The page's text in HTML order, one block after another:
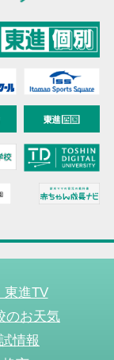
東進TV
のお天気
情報